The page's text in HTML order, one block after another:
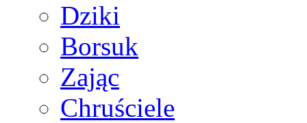
Dziki
Borsuk
Zając
Chruściele